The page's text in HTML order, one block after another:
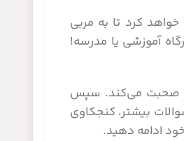
کرد تا به مربی
آموزشی یا مدرسه!
صحبت می‌کند. سپس
بیشتر، کنجکاوی
ادامه دهید.